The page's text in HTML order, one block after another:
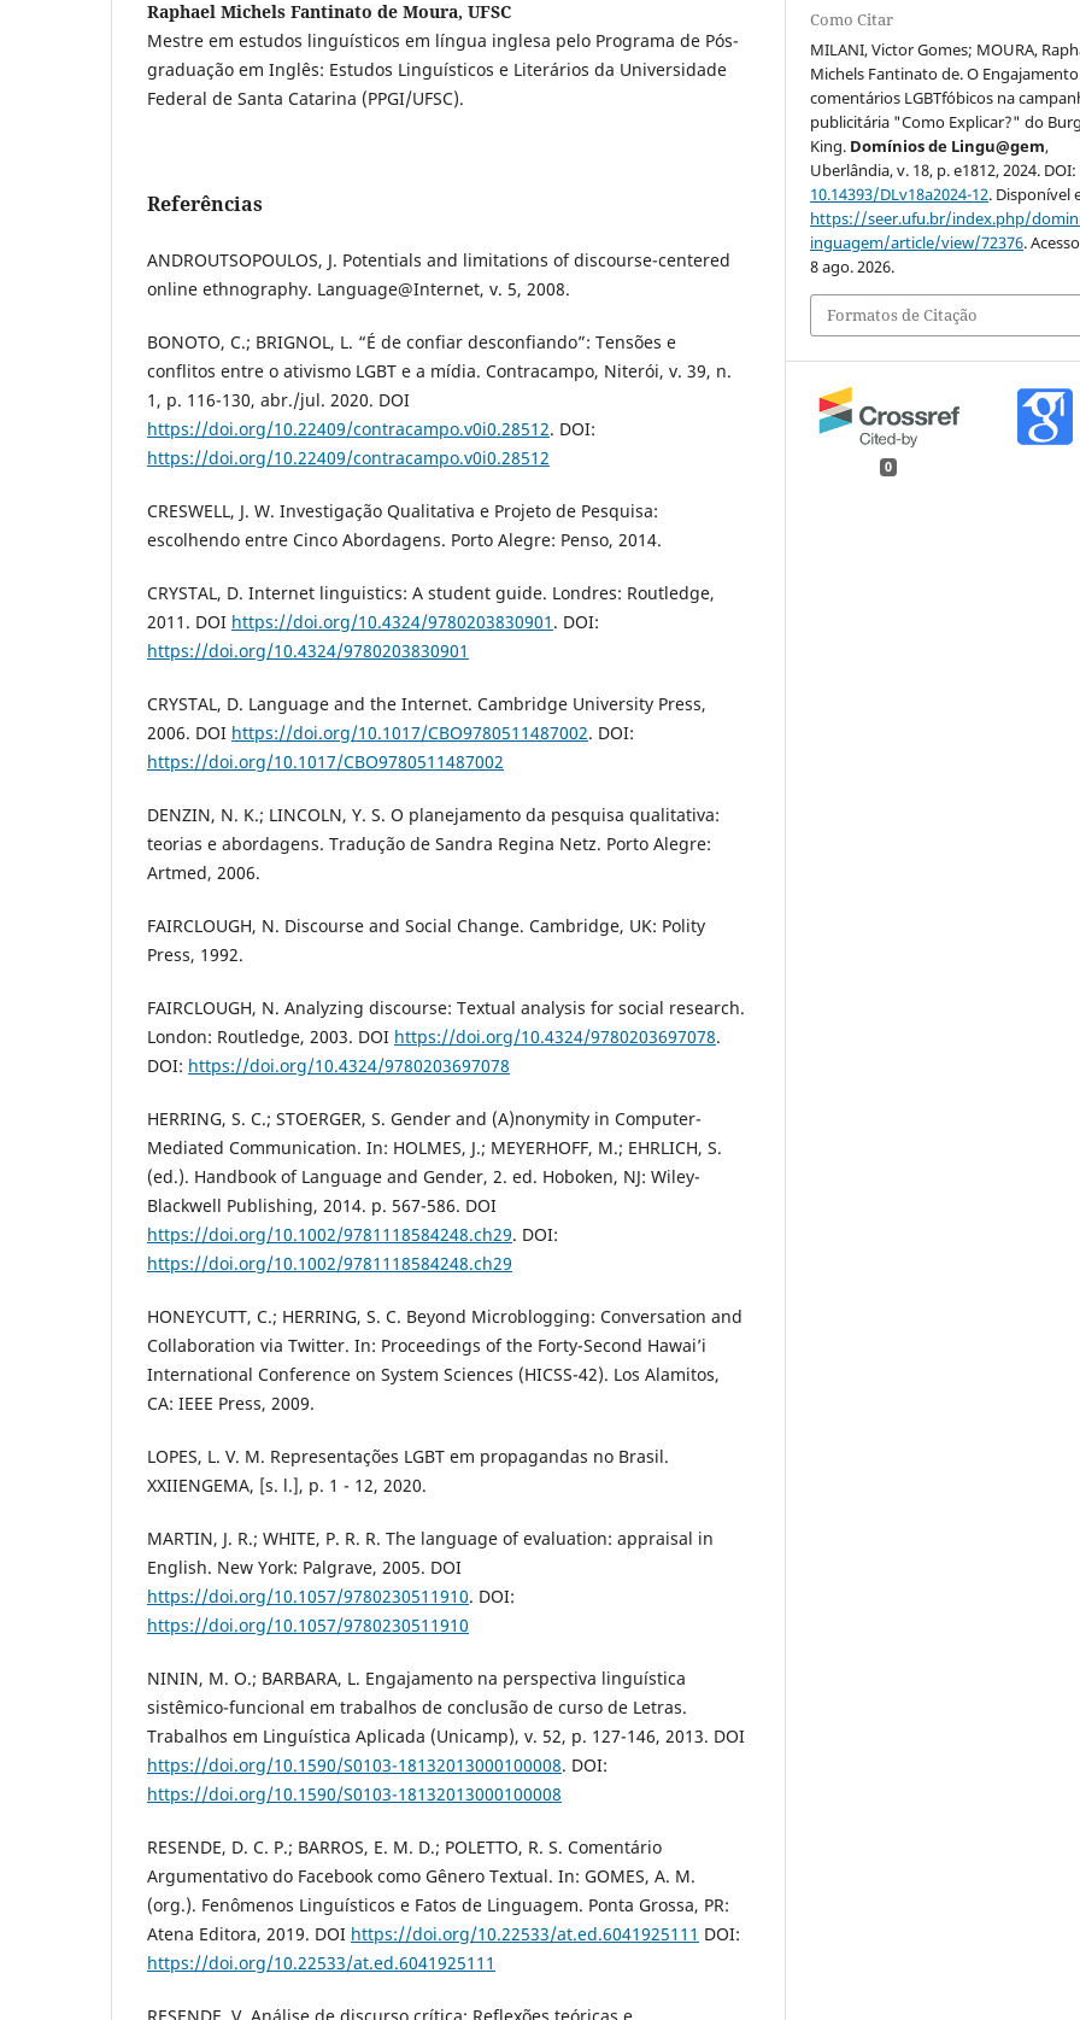
Raphael Michels Fantinato de Moura, UFSC
Mestre em estudos linguísticos em língua inglesa pelo Programa de Pós-
graduação em Inglês: Estudos Linguísticos e Literários da Universidade
Federal de Santa Catarina (PPGI/UFSC).
Referências
ANDROUTSOPOULOS, J. Potentials and limitations of discourse-centered
online ethnography. Language@Internet, v. 5, 2008.
BONOTO, C.; BRIGNOL, L. “É de confiar desconfiando”: Tensões e
conflitos entre o ativismo LGBT e a mídia. Contracampo, Niterói, v. 39, n.
1, p. 116-130, abr./jul. 2020. DOI
https://doi.org/10.22409/contracampo.v0i0.28512. DOI:
https://doi.org/10.22409/contracampo.v0i0.28512
CRESWELL, J. W. Investigação Qualitativa e Projeto de Pesquisa:
escolhendo entre Cinco Abordagens. Porto Alegre: Penso, 2014.
CRYSTAL, D. Internet linguistics: A student guide. Londres: Routledge,
2011. DOI https://doi.org/10.4324/9780203830901 . DOI:
https://doi.org/10.4324/9780203830901
CRYSTAL, D. Language and the Internet. Cambridge University Press,
2006. DOI https://doi.org/10.1017/CBO9780511487002. DOI:
https://doi.org/10.1017/CBO9780511487002
DENZIN, N. K.; LINCOLN, Y. S. O planejamento da pesquisa qualitativa:
teorias e abordagens. Tradução de Sandra Regina Netz. Porto Alegre:
Artmed, 2006.
FAIRCLOUGH, N. Discourse and Social Change. Cambridge, UK: Polity
Press, 1992.
FAIRCLOUGH, N. Analyzing discourse: Textual analysis for social research.
London: Routledge, 2003. DOI https://doi.org/10.4324/9780203697078.
DOI: https://doi.org/10.4324/9780203697078
HERRING, S. C.; STOERGER, S. Gender and (A)nonymity in Computer-
Mediated Communication. In: HOLMES, J.; MEYERHOFF, M.; EHRLICH, S.
(ed.). Handbook of Language and Gender, 2. ed. Hoboken, NJ: Wiley-
Blackwell Publishing, 2014. p. 567-586. DOI
https://doi.org/10.1002/9781118584248.ch29. DOI:
https://doi.org/10.1002/9781118584248.ch29
HONEYCUTT, C.; HERRING, S. C. Beyond Microblogging: Conversation and
Collaboration via Twitter. In: Proceedings of the Forty-Second Hawai’i
International Conference on System Sciences (HICSS-42). Los Alamitos,
CA: IEEE Press, 2009.
LOPES, L. V. M. Representações LGBT em propagandas no Brasil.
XXIIENGEMA, [s. l.], p. 1 - 12, 2020.
MARTIN, J. R.; WHITE, P. R. R. The language of evaluation: appraisal in
English. New York: Palgrave, 2005. DOI
https://doi.org/10.1057/9780230511910. DOI:
https://doi.org/10.1057/9780230511910
NININ, M. O.; BARBARA, L. Engajamento na perspectiva linguística
sistêmico-funcional em trabalhos de conclusão de curso de Letras.
Trabalhos em Linguística Aplicada (Unicamp), v. 52, p. 127-146, 2013. DOI
https://doi.org/10.1590/S0103-18132013000100008. DOI:
https://doi.org/10.1590/S0103-18132013000100008
RESENDE, D. C. P.; BARROS, E. M. D.; POLETTO, R. S. Comentário
Argumentativo do Facebook como Gênero Textual. In: GOMES, A. M.
(org.). Fenômenos Linguísticos e Fatos de Linguagem. Ponta Grossa, PR:
Atena Editora, 2019. DOI https://doi.org/10.22533/at.ed.6041925111 DOI:
https://doi.org/10.22533/at.ed.6041925111
Como Citar
MILANI, Victor Gomes; MOURA,
Michels Fantinato de. O
comentários LGBTfóbicos na
publicitária "Como Explicar?" do
King. Domínios de Lingu@gem,
Uberlândia, v. 18, p. e1812, 2024. DOI:
10.14393/DLv18a2024-12. Disponível
https://seer.ufu.br/index.php/
inguagem/article/view/72376.
8 ago. 2026.
Formatos de Citação
0